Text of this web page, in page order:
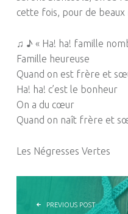
cette fois, pour de
♫ ♪ « Ha! ha! famille
Famille heureuse
Quand on est frère et
Ha! ha! c’est le bonheur
On a du cœur
Quand on naît frère et
Les Négresses Vertes
NAVIGATION DE L’ARTICLE
PREVIOUS POST